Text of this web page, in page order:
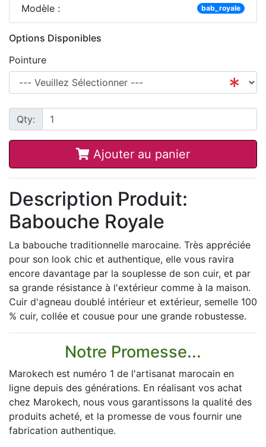
Modèle : bab_royale
Options Disponibles
Pointure
Qty:
Ajouter au panier
Description Produit:
Babouche Royale
La babouche traditionnelle marocaine. Très appréciée
pour son look chic et authentique, elle vous ravira
encore davantage par la souplesse de son cuir, et par
sa grande résistance à l'extérieur comme à la maison.
Cuir d'agneau doublé intérieur et extérieur, semelle 100
% cuir, collée et cousue pour une grande robustesse.
Notre Promesse...
Marokech est numéro 1 de l'artisanat marocain en
ligne depuis des générations. En réalisant vos achat
chez Marokech, nous vous garantissons la qualité des
produits acheté, et la promesse de vous fournir une
fabrication authentique.